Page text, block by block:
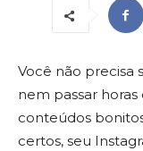
Você não precisa
nem passar
conteúdos
certos, seu